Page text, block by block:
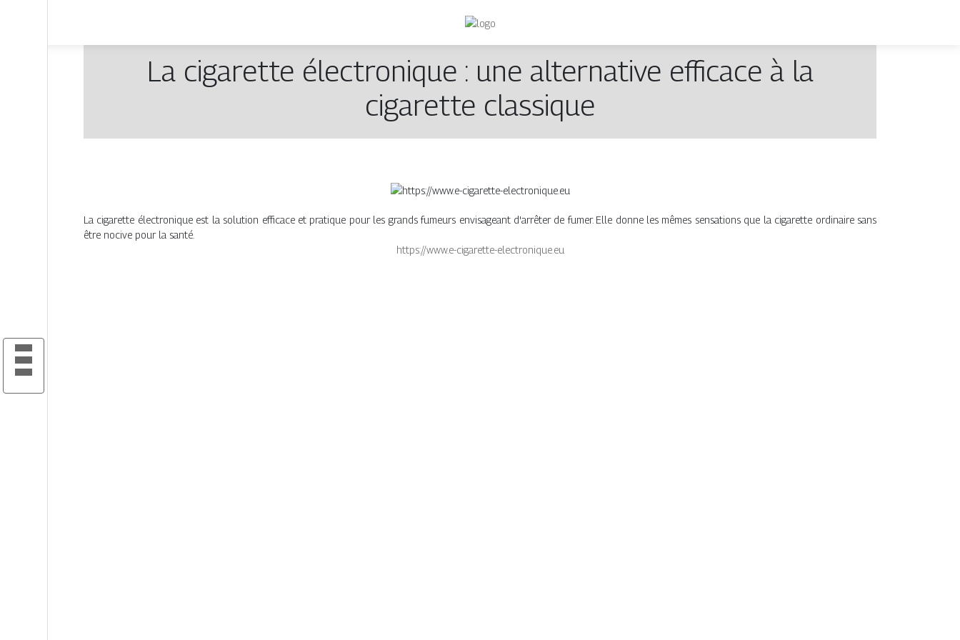
La cigarette électronique : une alternative efficace à la
cigarette classique
La cigarette électronique est la solution efficace et pratique pour les grands fumeurs envisageant d'arrêter de fumer. Elle donne les mêmes sensations que la cigarette ordinaire sans
être nocive pour la santé.
https://www.e-cigarette-electronique.eu